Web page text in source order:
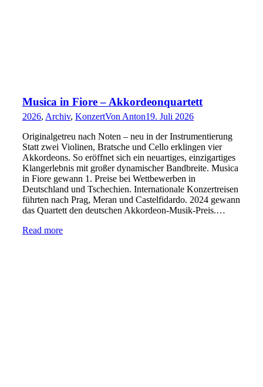
Musica in Fiore – Akkordeonquartett
2026, Archiv, KonzertVon Anton19. Juli 2026
Originalgetreu nach Noten – neu in der Instrumentierung
Statt zwei Violinen, Bratsche und Cello erklingen vier
Akkordeons. So eröffnet sich ein neuartiges, einzigartiges
Klangerlebnis mit großer dynamischer Bandbreite. Musica
in Fiore gewann 1. Preise bei Wettbewerben in
Deutschland und Tschechien. Internationale Konzertreisen
führten nach Prag, Meran und Castelfidardo. 2024 gewann
das Quartett den deutschen Akkordeon-Musik-Preis.…
Read more